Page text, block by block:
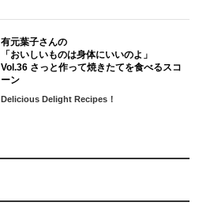
有元葉子さんの
「おいしいものは身体にいいのよ」
Vol.36 さっと作って焼きたてを食べるスコ
ーン
Delicious Delight Recipes！